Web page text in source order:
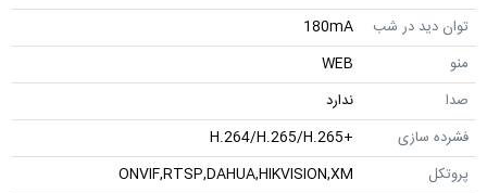
توان دید در شب
180mA
منو
WEB
صدا
ندارد
فشرده سازی
+H.264/H.265/H.265
پروتکل
ONVIF,RTSP,DAHUA,HIKVISION,XM